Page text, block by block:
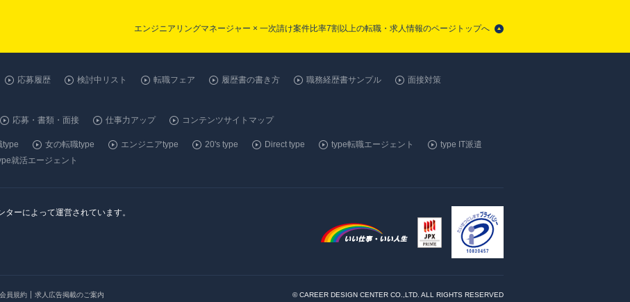
エンジニアリングマネージャー × 一次請け案件比率7割以上の転職・求人情報のページトップへ
応募履歴 検討中リスト 転職フェア 履歴書の書き方 職務経歴書サンプル
面接対策
応募・書類・面接 仕事力アップ コンテンツサイトマップ
type 女の転職type エンジニアtype 20's type Direct type type転職エージェント
type IT派遣
就活エージェント
ーによって運営されています。
員規約 求人広告掲載のご案内 © CAREER DESIGN CENTER CO.,LTD. ALL RIGHTS RESERVED